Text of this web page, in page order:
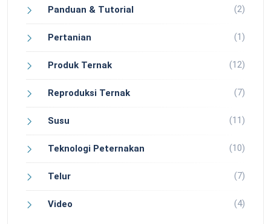
Panduan & Tutorial (2)
Pertanian (1)
Produk Ternak (12)
Reproduksi Ternak (7)
Susu (11)
Teknologi Peternakan (10)
Telur (7)
Video (4)